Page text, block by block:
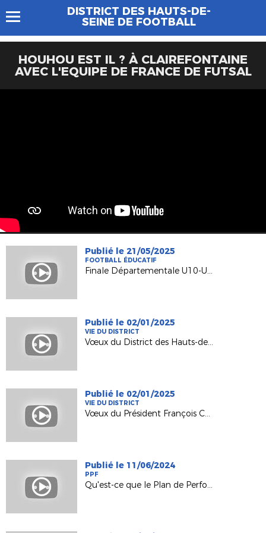
DISTRICT DES HAUTS-DE-
SEINE DE FOOTBALL
HOUHOU EST IL ? À CLAIREFONTAINE
AVEC L'EQUIPE DE FRANCE DE FUTSAL
Publié le 21/05/2025
FOOTBALL ÉDUCATIF
Finale Départementale U10-U11-U11F et U12 2025
Publié le 02/01/2025
VIE DU DISTRICT
Vœux du District des Hauts-de-Seine de Football
Publié le 02/01/2025
VIE DU DISTRICT
Vœux du Président François CHARRASSE
Publié le 11/06/2024
PPF
Qu'est-ce que le Plan de Performance Fédéral ?